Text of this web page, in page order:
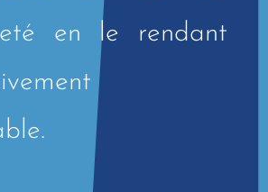
en le rendant